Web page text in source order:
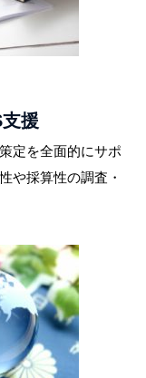
援
定を全面的にサポ
や採算性の調査・